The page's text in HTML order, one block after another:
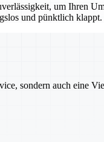
um Ihren
und pünktlich klappt.
sondern auch eine